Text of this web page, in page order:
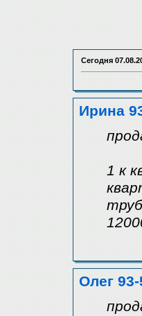
Сегодня
Ирина
1 к
Олег 93-